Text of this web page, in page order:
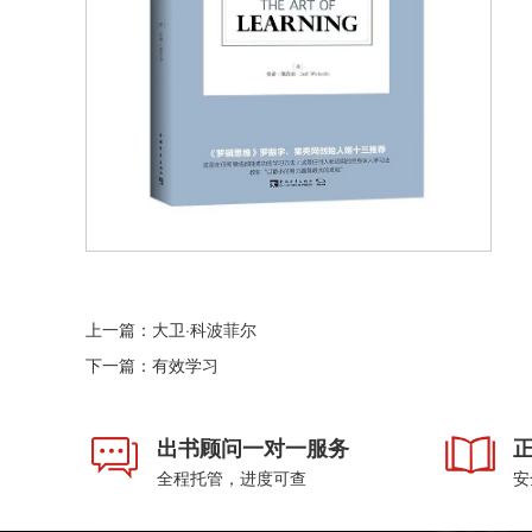
上一篇： 大卫·科波菲尔
下一篇： 有效学习
出书顾问一对一服务
全程托管，进度可查